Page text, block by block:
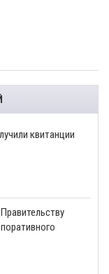
квитанции